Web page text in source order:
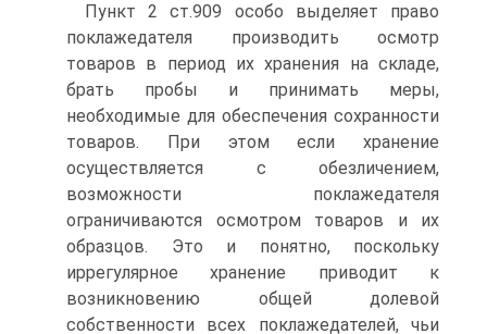
Пункт 2 ст.909 особо выделяет право
поклажедателя производить осмотр
товаров в период их хранения на складе,
брать пробы и принимать меры,
необходимые для обеспечения сохранности
товаров. При этом если хранение
осуществляется с обезличением,
возможности поклажедателя
ограничиваются осмотром товаров и их
образцов. Это и понятно, поскольку
иррегулярное хранение приводит к
возникновению общей долевой
собственности всех поклажедателей, чьи